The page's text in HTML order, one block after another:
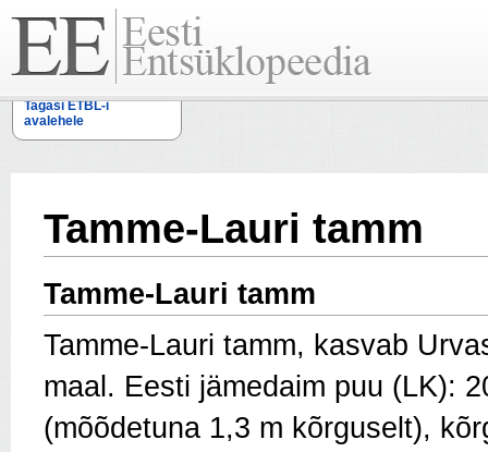
Tagasi ETBL-i
avalehele
Tamme-Lauri tamm
Tamme-Lauri tamm
Tamme-Lauri tamm, kasvab
maal. Eesti jämedaim puu (LK):
(mõõdetuna 1,3 m kõrguselt),